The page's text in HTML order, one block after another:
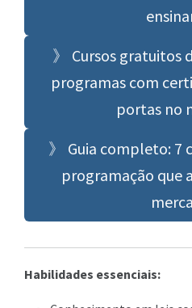
》 Cursos gratuitos
programas com
portas no
》 Guia completo: 7
programação que
Habilidades essenciais: